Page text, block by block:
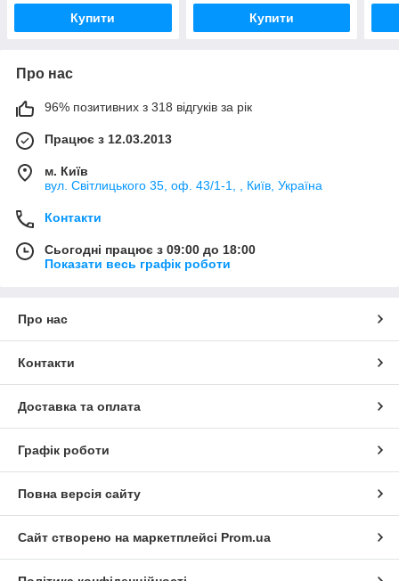
Купити Купити
Про нас
96% позитивних з 318 відгуків за рік
Працює з 12.03.2013
м. Київ
вул. Світлицького 35, оф. 43/1-1, , Київ, Україна
Контакти
Сьогодні працює з 09:00 до 18:00
Показати весь графік роботи
Про нас
Контакти
Доставка та оплата
Графік роботи
Повна версія сайту
Сайт створено на маркетплейсі Prom.ua